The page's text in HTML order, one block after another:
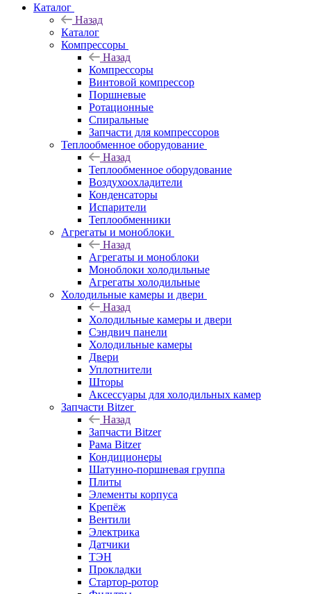
Каталог
Назад
Каталог
Компрессоры
Назад
Компрессоры
Винтовой компрессор
Поршневые
Ротационные
Спиральные
Запчасти для компрессоров
Теплообменное оборудование
Назад
Теплообменное оборудование
Воздухоохладители
Конденсаторы
Испарители
Теплообменники
Агрегаты и моноблоки
Назад
Агрегаты и моноблоки
Моноблоки холодильные
Агрегаты холодильные
Холодильные камеры и двери
Назад
Холодильные камеры и двери
Сэндвич панели
Холодильные камеры
Двери
Уплотнители
Шторы
Аксессуары для холодильных камер
Запчасти Bitzer
Назад
Запчасти Bitzer
Рама Bitzer
Кондиционеры
Шатунно-поршневая группа
Плиты
Элементы корпуса
Крепёж
Вентили
Электрика
Датчики
ТЭН
Прокладки
Стартор-ротор